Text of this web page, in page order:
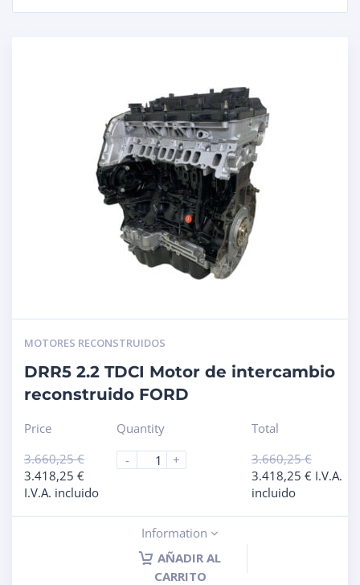
MOTORES RECONSTRUIDOS
DRR5 2.2 TDCI Motor de intercambio
reconstruido FORD
Price
3.660,25€
3.418,25 €
I.V.A. incluido
Quantity
-
+
Total
3.660,25€
3.418,25 € I.V.A.
incluido
Information
AÑADIR AL
CARRITO